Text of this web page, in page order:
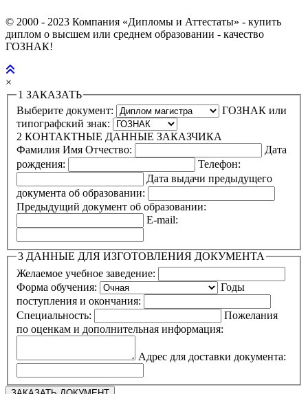
© 2000 - 2023 Компания «Дипломы и Аттестаты» - купить
диплом о высшем или среднем образовании - качество
ГОЗНАК!
×
1 ЗАКАЗАТЬ
Выберите документ:
ГОЗНАК или
типографский знак:
2 КОНТАКТНЫЕ ДАННЫЕ ЗАКАЗЧИКА
Фамилия Имя Отчество:
Дата
рождения:
Телефон:
Дата выдачи предыдущего
документа об образовании:
Предыдущий документ об образовании:
E-mail:
3 ДАННЫЕ ДЛЯ ИЗГОТОВЛЕНИЯ ДОКУМЕНТА
Желаемое учебное заведение:
Форма обучения:
Годы
поступления и окончания:
Специальность:
Пожелания
по оценкам и дополнительная информация:
Адрес для доставки документа: